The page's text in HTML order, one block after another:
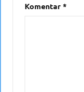
Komentar*